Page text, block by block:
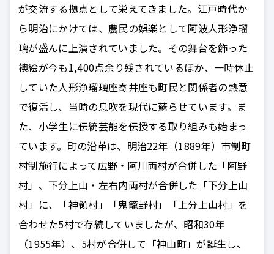
が交流する拠点として栄えてきました。江戸時代か
ら明治にかけては、農民の娯楽として阿波人形浄瑠
璃が盛んに上演されていました。その舞台を飾った
襖絵が今も1,400点余り残されているほか、一時休止
していた人形浄瑠璃座寄井座も町民と関係者の熱意
で復活し、当時の息吹を現代に蘇らせています。ま
た、小学生に伝統芸能を伝授する取り組みも始まっ
ています。町の沿革は、明治22年（1889年）市制町
村制施行によって広野・阿川両村が合併した「阿野
村」、下分上山・左右内両村が合併した「下分上山
村」に、「神領村」「鬼籠野村」「上分上山村」を
合わせた5村で存続していましたが、昭和30年
（1955年）、5村が合併して「神山町」が誕生し、